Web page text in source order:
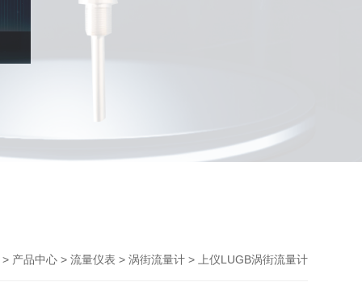
产品中心> 流量仪表 > 涡街流量计> 上仪LUGB涡街流量计